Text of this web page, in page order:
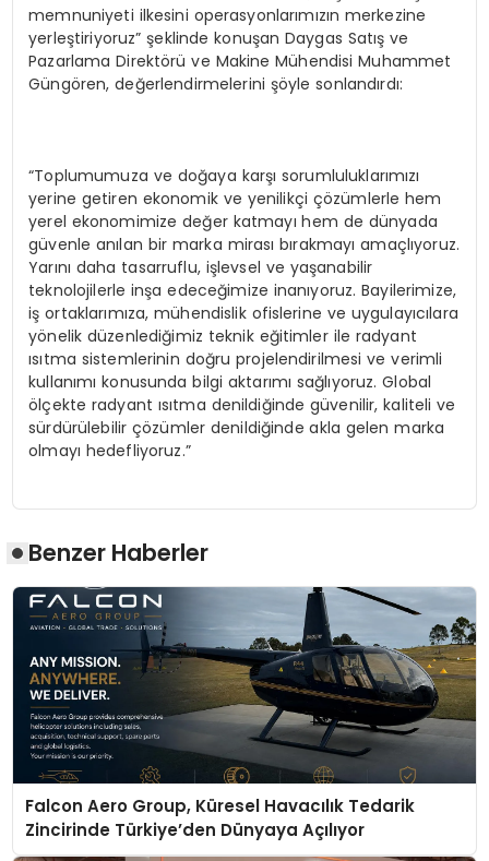
memnuniyeti ilkesini operasyonlarımızın merkezine
yerleştiriyoruz” şeklinde konuşan Daygas Satış ve
Pazarlama Direktörü ve Makine Mühendisi Muhammet
Güngören, değerlendirmelerini şöyle sonlandırdı:
“Toplumumuza ve doğaya karşı sorumluluklarımızı
yerine getiren ekonomik ve yenilikçi çözümlerle hem
yerel ekonomimize değer katmayı hem de dünyada
güvenle anılan bir marka mirası bırakmayı amaçlıyoruz.
Yarını daha tasarruflu, işlevsel ve yaşanabilir
teknolojilerle inşa edeceğimize inanıyoruz. Bayilerimize,
iş ortaklarımıza, mühendislik ofislerine ve uygulayıcılara
yönelik düzenlediğimiz teknik eğitimler ile radyant
ısıtma sistemlerinin doğru projelendirilmesi ve verimli
kullanımı konusunda bilgi aktarımı sağlıyoruz. Global
ölçekte radyant ısıtma denildiğinde güvenilir, kaliteli ve
sürdürülebilir çözümler denildiğinde akla gelen marka
olmayı hedefliyoruz.”
Benzer Haberler
Falcon Aero Group, Küresel Havacılık Tedarik
Zincirinde Türkiye’den Dünyaya Açılıyor